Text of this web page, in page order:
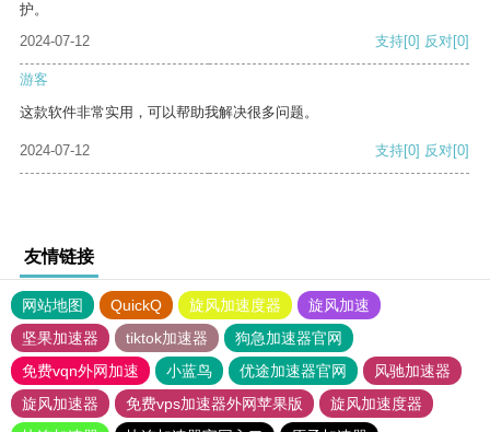
护。
2024-07-12
支持[0] 反对[0]
游客
这款软件非常实用，可以帮助我解决很多问题。
2024-07-12 支持[0] 反对[0]
友情链接
网站地图 QuickQ 旋风加速度器
旋风加速
坚果加速器
tiktok加速器
狗急加速器官网
免费vqn外网加速
小蓝鸟 优途加速器官网
风驰加速器
旋风加速器
免费vps加速器外网苹果版
旋风加速度器